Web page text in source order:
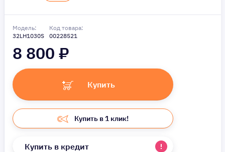
Модель:
32LH1030S
Код товара:
00228521
8 800 ₽
Купить
Купить в 1 клик!
Купить в кредит